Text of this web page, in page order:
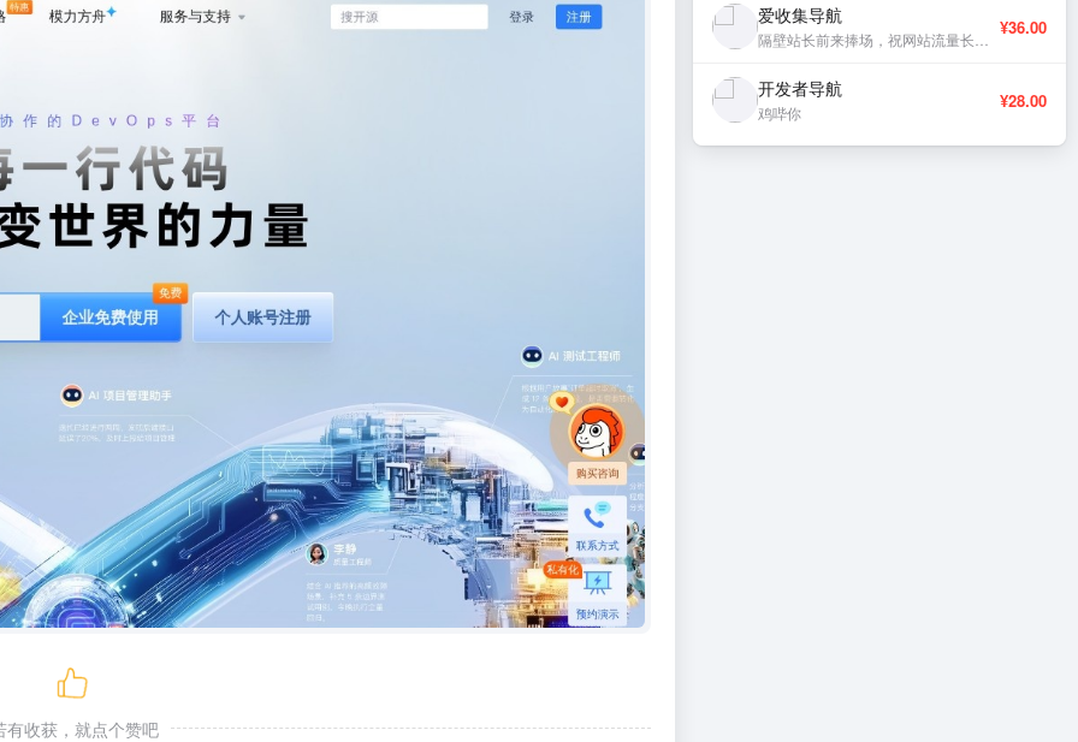
有收获，就点个赞吧
爱收集导航 ¥36.00
开发者导航
鸡哔你
¥28.00